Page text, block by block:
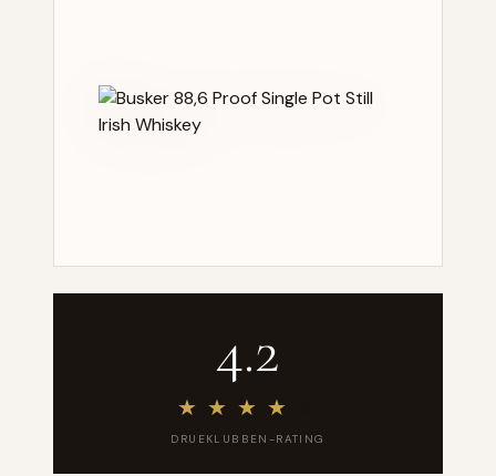
4.2
★ ★ ★ ★
DRUEKLUBBEN-RATING